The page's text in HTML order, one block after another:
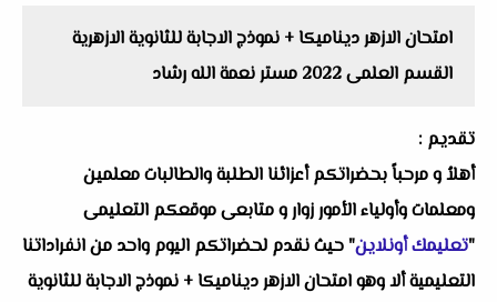
امتحان الازهر ديناميكا + نموذج الاجابة للثانوية الازهرية
القسم العلمى 2022 مستر نعمة الله رشاد
تقديم :
أهلاُ و مرحباً بحضراتكم أعزائنا الطلبة والطالبات معلمين
ومعلمات وأولياء الأمور زوار و متابعى موقعكم التعليمى
"تعليمك أونلاين" حيث نقدم لحضراتكم اليوم واحد من انفراداتنا
التعليمية ألا وهو امتحان الازهر ديناميكا + نموذج الاجابة للثانوية